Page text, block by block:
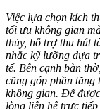
Việc lựa chọn kích
tối ưu không gian
thủy, hỗ trợ thu hút
nhắc kỹ lưỡng dựa
tế. Bên cạnh bàn
cũng góp phần tăng
không gian. Để
lòng liên hệ trực